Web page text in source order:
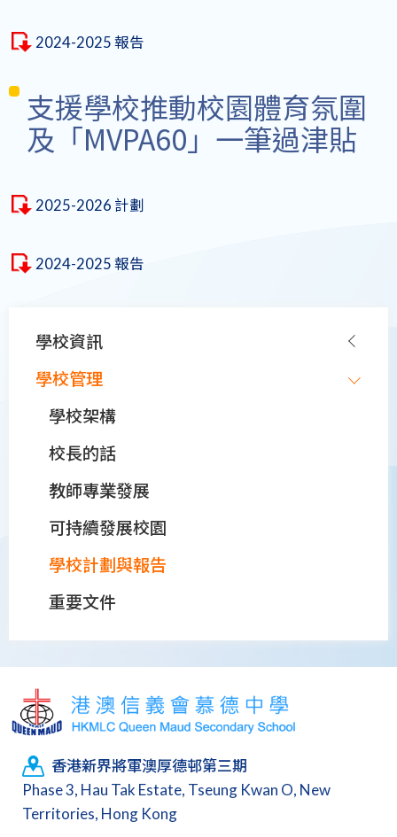
2024-2025 報告
支援學校推動校園體育氛圍
及「MVPA60」一筆過津貼
2025-2026 計劃
2024-2025 報告
Main
navigation
學校資訊
學校管理
學校架構
校長的話
教師專業發展
可持續發展校園
學校計劃與報告
重要文件
香港新界將軍澳厚德邨第三期
Phase 3, Hau Tak Estate, Tseung Kwan O, New
Territories, Hong Kong